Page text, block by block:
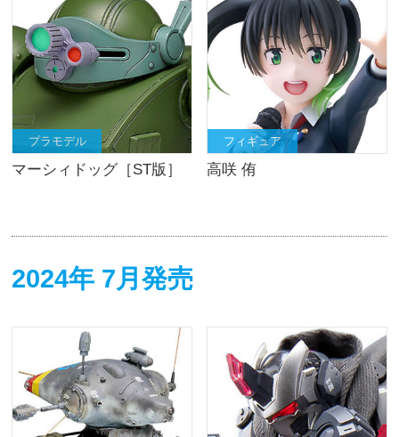
プラモデル
マーシィドッグ［ST版］
フィギュア
高咲 侑
2024年 7月発売